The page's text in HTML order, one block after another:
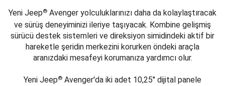
Yeni Jeep® Avenger yolculuklarınızı daha da kolaylaştıracak
ve sürüş deneyiminizi ileriye taşıyacak. Kombine gelişmiş
sürücü destek sistemleri ve direksiyon simidindeki aktif bir
hareketle şeridin merkezini korurken öndeki araçla
aranızdaki mesafeyi korumanıza yardımcı olur.
Yeni Jeep® Avenger'da iki adet 10,25'' dijital panele